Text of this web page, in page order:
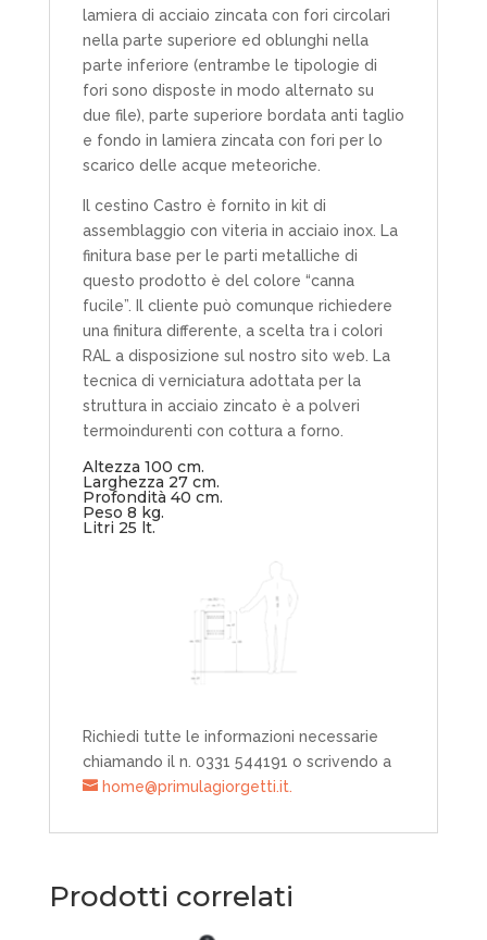
lamiera di acciaio zincata con fori circolari
nella parte superiore ed oblunghi nella
parte inferiore (entrambe le tipologie di
fori sono disposte in modo alternato su
due file), parte superiore bordata anti taglio
e fondo in lamiera zincata con fori per lo
scarico delle acque meteoriche.
Il cestino Castro è fornito in kit di
assemblaggio con viteria in acciaio inox. La
finitura base per le parti metalliche di
questo prodotto è del colore “canna
fucile”. Il cliente può comunque richiedere
una finitura differente, a scelta tra i colori
RAL a disposizione sul nostro sito web. La
tecnica di verniciatura adottata per la
struttura in acciaio zincato è a polveri
termoindurenti con cottura a forno.
Altezza 100 cm.
Larghezza 27 cm.
Profondità 40 cm.
Peso 8 kg.
Litri 25 lt.
Richiedi tutte le informazioni necessarie
chiamando il n. 0331 544191 o scrivendo a
home@primulagiorgetti.it.
Prodotti correlati